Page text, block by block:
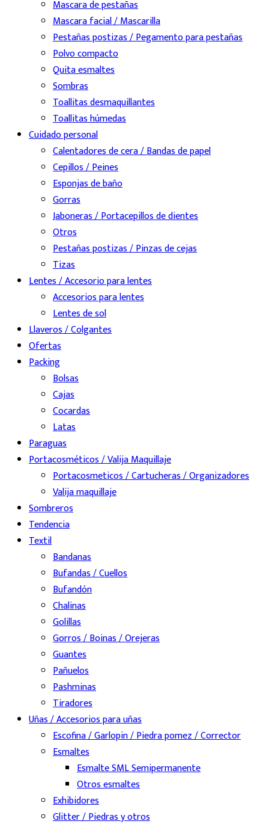
Mascara de pestañas
Mascara facial / Mascarilla
Pestañas postizas / Pegamento para pestañas
Polvo compacto
Quita esmaltes
Sombras
Toallitas desmaquillantes
Toallitas húmedas
Cuidado personal
Calentadores de cera / Bandas de papel
Cepillos / Peines
Esponjas de baño
Gorras
Jaboneras / Portacepillos de dientes
Otros
Pestañas postizas / Pinzas de cejas
Tizas
Lentes / Accesorio para lentes
Accesorios para lentes
Lentes de sol
Llaveros / Colgantes
Ofertas
Packing
Bolsas
Cajas
Cocardas
Latas
Paraguas
Portacosméticos / Valija Maquillaje
Portacosmeticos / Cartucheras / Organizadores
Valija maquillaje
Sombreros
Tendencia
Textil
Bandanas
Bufandas / Cuellos
Bufandón
Chalinas
Golillas
Gorros / Boinas / Orejeras
Guantes
Pañuelos
Pashminas
Tiradores
Uñas / Accesorios para uñas
Escofina / Garlopin / Piedra pomez / Corrector
Esmaltes
Esmalte SML Semipermanente
Otros esmaltes
Exhibidores
Glitter / Piedras y otros